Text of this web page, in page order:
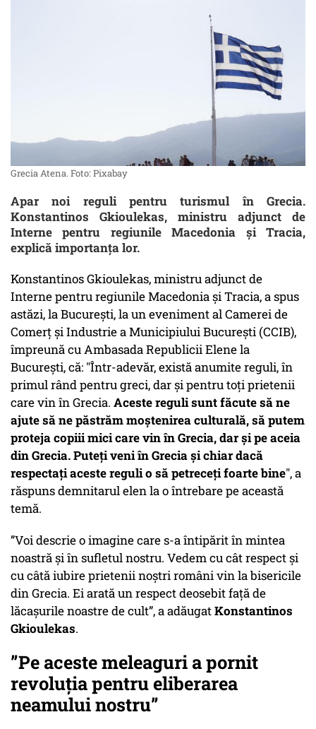
Grecia Atena. Foto: Pixabay
Apar noi reguli pentru turismul în Grecia.
Konstantinos Gkioulekas, ministru adjunct de
Interne pentru regiunile Macedonia şi Tracia,
explică importanța lor.
Konstantinos Gkioulekas, ministru adjunct de
Interne pentru regiunile Macedonia şi Tracia, a spus
astăzi, la București, la un eveniment al Camerei de
Comerţ şi Industrie a Municipiului Bucureşti (CCIB),
împreună cu Ambasada Republicii Elene la
Bucureşti, că: "Într-adevăr, există anumite reguli, în
primul rând pentru greci, dar şi pentru toţi prietenii
care vin în Grecia. Aceste reguli sunt făcute să ne
ajute să ne păstrăm moştenirea culturală, să putem
proteja copiii mici care vin în Grecia, dar şi pe aceia
din Grecia. Puteţi veni în Grecia şi chiar dacă
respectaţi aceste reguli o să petreceţi foarte bine", a
răspuns demnitarul elen la o întrebare pe această
temă.
”Voi descrie o imagine care s-a întipărit în mintea
noastră şi în sufletul nostru. Vedem cu cât respect şi
cu câtă iubire prietenii noştri români vin la bisericile
din Grecia. Ei arată un respect deosebit faţă de
lăcaşurile noastre de cult”, a adăugatKonstantinos
Gkioulekas.
”Pe aceste meleaguri a pornit
revoluţia pentru eliberarea
neamului nostru”